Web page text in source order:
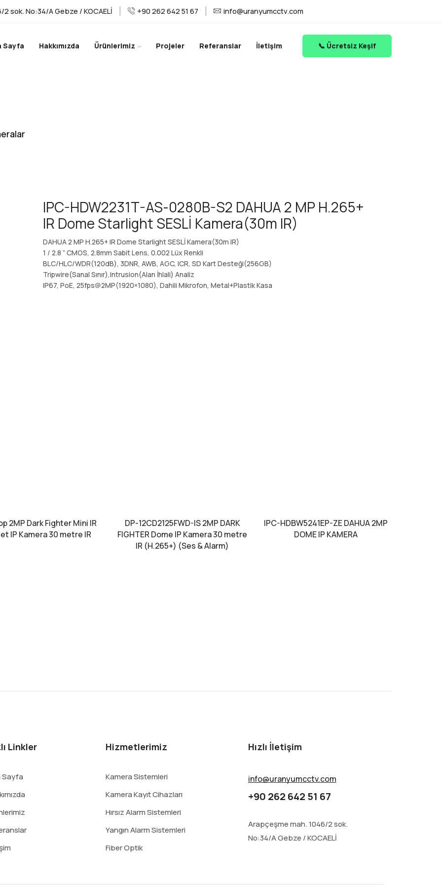
sok. No:34/A Gebze / KOCAELİ +90 262 642 51 67 info@uranyumcctv.com
Sayfa Hakkımızda Ürünlerimiz Projeler Referanslar İletişim 📞 Ücretsiz Keşif
IPC-HDW2231T-AS-0280B-S2 DAHUA 2 MP H.265+
IR Dome Starlight SESLİ Kamera(30m IR)
DAHUA 2 MP H.265+ IR Dome Starlight SESLİ Kamera(30m IR)
1 / 2.8 ” CMOS, 2.8mm Sabit Lens, 0.002 Lüx Renkli
BLC/HLC/WDR(120dB), 3DNR, AWB, AGC, ICR, SD Kart Desteği(256GB)
Tripwire(Sanal Sınır),Intrusion(Alan İhlali) Analiz
IP67, PoE, 25fps@2MP(1920×1080), Dahili Mikrofon, Metal+Plastik Kasa
2MP Dark Fighter Mini IR
IP Kamera 30 metre IR
DP-12CD2125FWD-IS 2MP DARK
FIGHTER Dome IP Kamera 30 metre
IR (H.265+) (Ses & Alarm)
IPC-HDBW5241EP-ZE DAHUA 2MP
DOME IP KAMERA
Linkler
Sayfa
Hizmetlerimiz
Kamera Sistemleri
Kamera Kayıt Cihazları
Hırsız Alarm Sistemleri
Yangın Alarm Sistemleri
Fiber Optik
Hızlı İletişim
info@uranyumcctv.com
+90 262 642 51 67
Arapçeşme mah. 1046/2 sok.
No:34/A Gebze / KOCAELİ